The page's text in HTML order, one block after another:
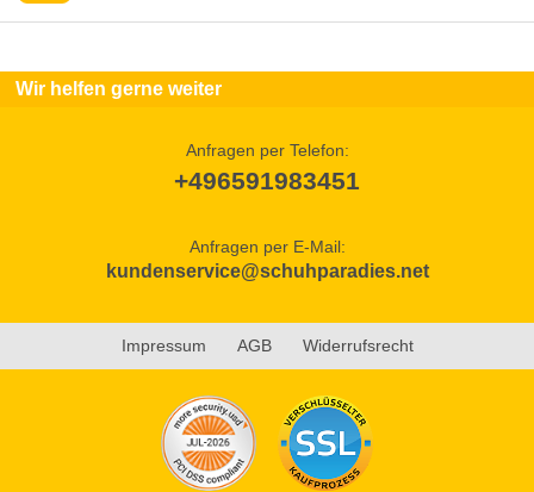
Wir helfen gerne weiter
Anfragen per Telefon:
+496591983451
Anfragen per E-Mail:
kundenservice@schuhparadies.net
Impressum AGB Widerrufsrecht